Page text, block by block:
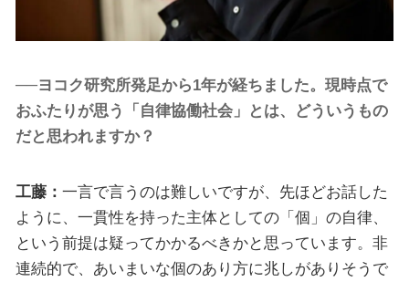
──ヨコク研究所発足から1年が経ちました。現時点で
おふたりが思う「自律協働社会」とは、どういうもの
だと思われますか？
工藤： 一言で言うのは難しいですが、先ほどお話した
ように、一貫性を持った主体としての「個」の自律、
という前提は疑ってかかるべきかと思っています。非
連続的で、あいまいな個のあり方に兆しがありそうで